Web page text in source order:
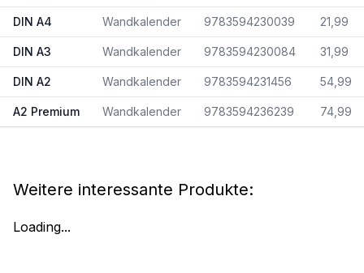
DIN A4 Wandkalender 9783594230039 21,99
DIN A3 Wandkalender 9783594230084 31,99
DIN A2 Wandkalender 9783594231456 54,99
A2 Premium Wandkalender 9783594236239 74,99
Weitere interessante Produkte:
Loading...